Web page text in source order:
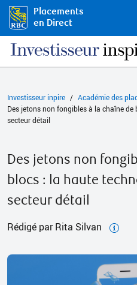
Placements
en Direct
Investisseur inpire
Académie des
Des jetons non fongibles à la chaîne
secteur détail
Des jetons non
blocs : la haute
secteur détail
Rédigé par Rita Silvan